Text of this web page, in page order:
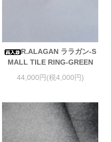
R.ALAGAN ララガン-S
MALL TILE RING-GREEN
44,000円(税4,000円)